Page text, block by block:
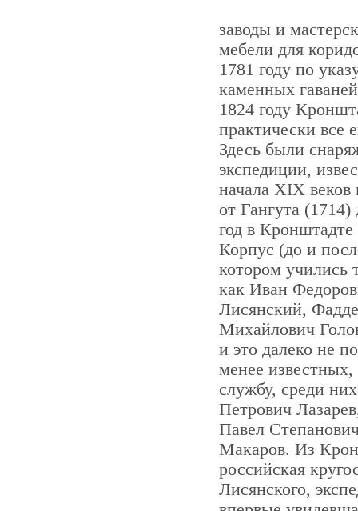
заводы и
мебели для
1781 году по
каменных
1824 году
практически все
Здесь были
экспедиции,
начала XIX
от Гангута
год в
Корпус (до и
котором учились
как Иван
Лисянский,
Михайлович
и это далеко не
менее
службу, среди
Петрович
Павел
Макаров. Из
российская
Лисянского,